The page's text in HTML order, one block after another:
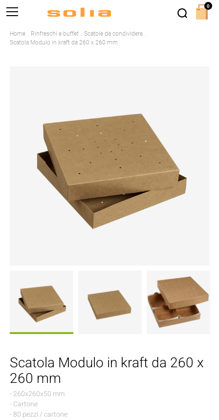
Home Rinfreschi e buffet
Scatole da condividere
Scatola Modulo in kraft da 260 x 260 mm
Scatola Modulo in kraft da 260 x
260 mm
- 260x260x50 mm
- Cartone
- 80 pezzi / cartone
0